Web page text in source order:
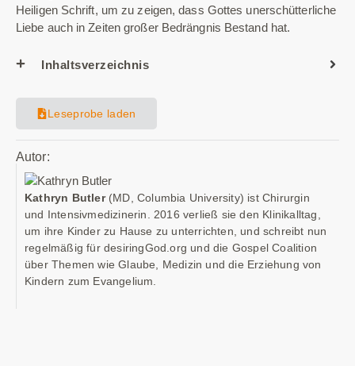
Heiligen Schrift, um zu zeigen, dass Gottes unerschütterliche
Liebe auch in Zeiten großer Bedrängnis Bestand hat.
Inhaltsverzeichnis
Leseprobe laden
Autor:
Kathryn Butler(MD, Columbia University) ist Chirurgin
und Intensivmedizinerin. 2016 verließ sie den Klinikalltag,
um ihre Kinder zu Hause zu unterrichten, und schreibt nun
regelmäßig für desiringGod.org und die Gospel Coalition
über Themen wie Glaube, Medizin und die Erziehung von
Kindern zum Evangelium.